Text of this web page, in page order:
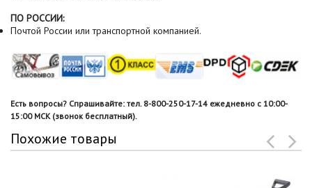
ПО РОССИИ:
Почтой России или транспортной компанией.
Есть вопросы? Спрашивайте: тел. 8-800-250-17-14 ежедневно с 10:00-
15:00 МСК (звонок бесплатный).
Похожие товары